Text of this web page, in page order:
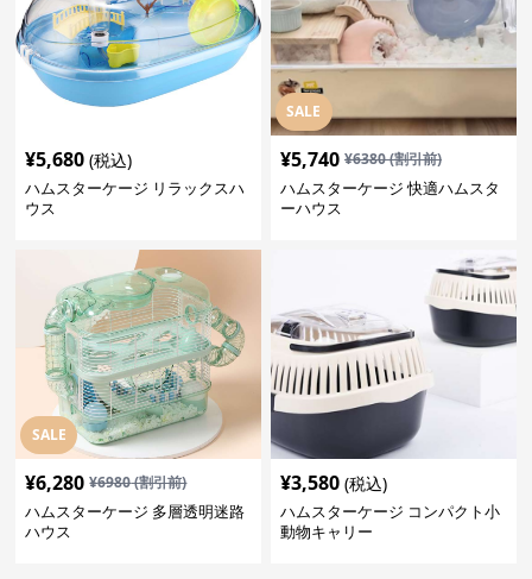
¥5,680 (税込)
ハムスターケージ リラックスハ
ウス
SALE
¥5,740 ¥6380(割引前)
ハムスターケージ 快適ハムスタ
ーハウス
SALE
¥6,280 ¥6980(割引前)
ハムスターケージ 多層透明迷路
ハウス
¥3,580 (税込)
ハムスターケージ コンパクト小
動物キャリー